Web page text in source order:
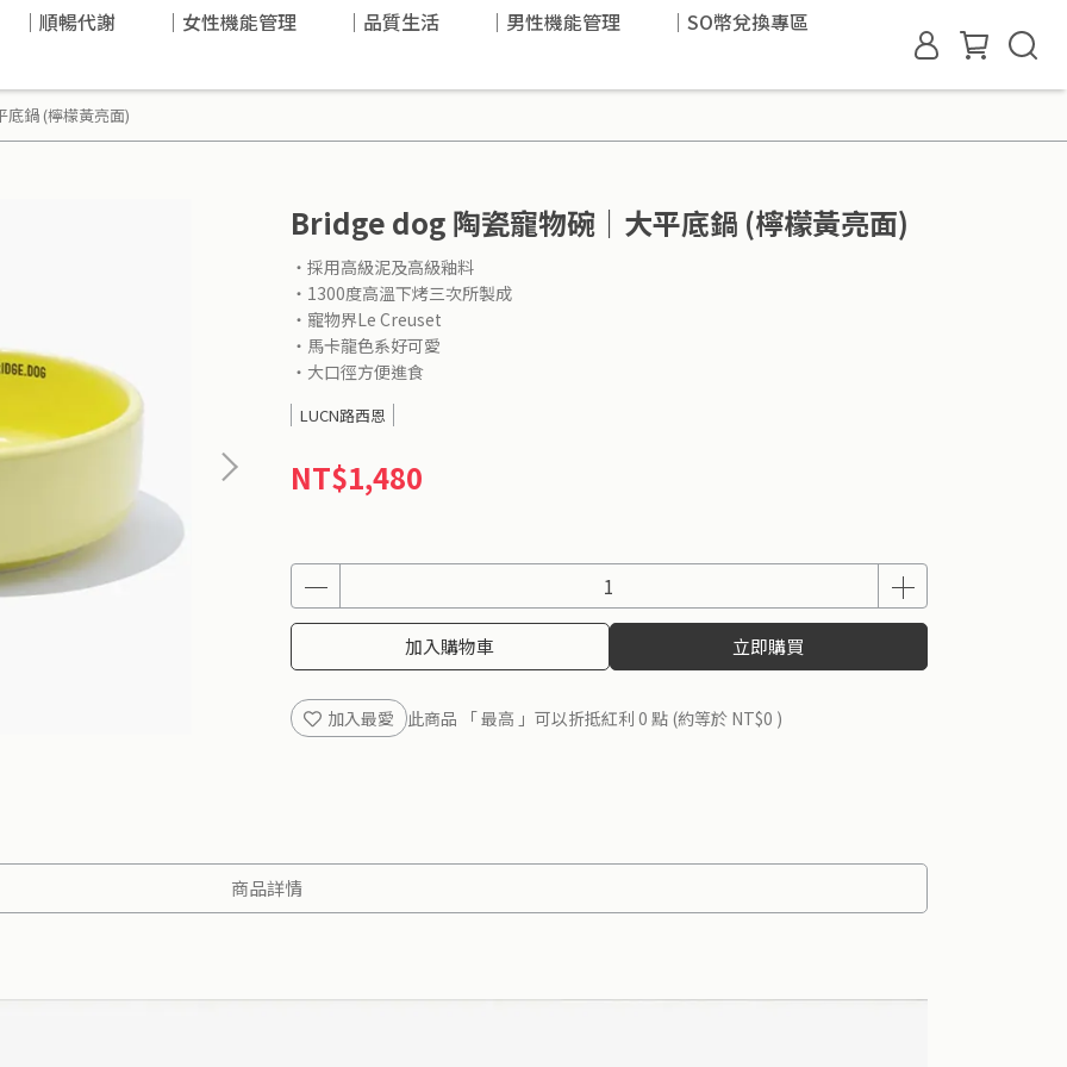
｜順暢代謝 ｜女性機能管理 ｜品質生活 ｜男性機能管理 ｜SO幣兌換專區
鍋 (檸檬黃亮面)
Bridge dog 陶瓷寵物碗｜大平底鍋 (檸檬黃亮面)
‧採用高級泥及高級釉料
‧1300度高溫下烤三次所製成
‧寵物界Le Creuset
‧馬卡龍色系好可愛
‧大口徑方便進食
LUCN路西恩
NT$1,480
加入購物車 立即購買
加入最愛 此商品 「 最高 」可以折抵紅利 0 點 (約等於 NT$0 )
商品詳情